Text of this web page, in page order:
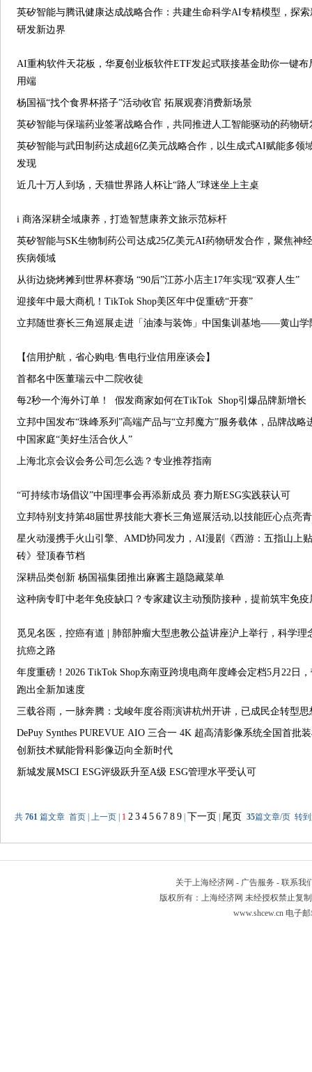
英矽智能与腾讯健康达成战略合作：共建生命科学AI专精模型，探索
研发新边界
AI重构软件天花板，华夏创业板软件ETF发起式联接基金助你一键布
用端
杨国福“找个食界杯搭子”活动收官 拓展观赛消费新场景
英矽智能与保瑞药业签署战略合作，共同推进人工智能驱动的药物研
英矽智能与武田制药达成超6亿美元战略合作，以生成式AI赋能多领
发现
近几十万人到场，天猫世界路人杯让“路人”球迷坐上主桌
i 商洛深耕全域康养，打造智慧康养文旅示范标杆
英矽智能与SK生物制药公司达成25亿美元AI药物研发合作，聚焦神
疾病领域
从街边烧烤摊到世界杯赛场 “90后”江苏小店主17年实现“双赛人生”
迎接年中最大商机！TikTok Shop美区年中促重磅“开赛”
立邦随世赛长三角巡展走进「油漆与装饰」中国集训基地——黄山学
【信用护航，省心购电·售电行业信用座谈会】
首都名中医董瑞云中二院收徒
每2秒一个海外订单！ 假发商家如何在TikTok Shop引爆品牌新增长
立邦中国发布“珠峰系列”高端产品与“立邦魔方”服务载体，品牌战略
中国家庭“美好生活合伙人”
上海北京会议会务公司怎么选？专业推荐指南
“可持续市场倡议”中国理事会再添新成员 赛力斯ESG实践获认可
立邦特别支持第48届世界技能大赛长三角巡展活动,以技能匠心点亮
星火动漫携手火山引擎、AMD协同发力，AI漫剧《西游：五指山上
砖》登顶春节档
深耕品类创新 杨国福集团推出麻酱主题隐藏菜单
这种病专盯中老年免疫缺口？专家建议主动预防接种，提前筑牢免疫
觅见名医，控癌有道 | 肺部肿瘤大型患教公益讲座沪上举行，科学理
抗癌之路
年度重磅！2026 TikTok Shop东南亚跨境电商年度峰会定档5月22日
跑出全新加速度
三载谷雨，一脉奔腾：戈峻年度谷雨演讲杭州开讲，已成民企转型思
DePuy Synthes PUREVUE AIO 三合一 4K 超高清影像系统全国首批
创新技术赋能骨科影像迈向全新时代
新城发展MSCI ESG评级跃升至A级 ESG管理水平受认可
共 761 篇文章 首页 | 上一页 | 1 2 3 4 5 6 7 8 9 下一页 尾页 35篇文章/页 转
关于上海经济网 - 广告服务 - 联系我
版权所有：上海经济网 未经授权禁止复制
www.shcew.cn 电子